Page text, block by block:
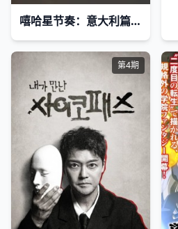
嘻哈星节奏：意大利篇第三季
第4期